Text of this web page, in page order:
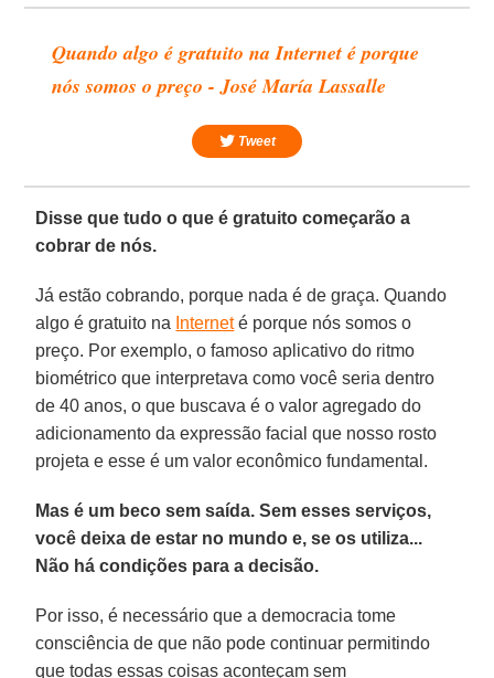
Quando algo é gratuito na Internet é porque
nós somos o preço - José María Lassalle
Tweet
Disse que tudo o que é gratuito começarão a
cobrar de nós.
Já estão cobrando, porque nada é de graça. Quando
algo é gratuito na Interneté porque nós somos o
preço. Por exemplo, o famoso aplicativo do ritmo
biométrico que interpretava como você seria dentro
de 40 anos, o que buscava é o valor agregado do
adicionamento da expressão facial que nosso rosto
projeta e esse é um valor econômico fundamental.
Mas é um beco sem saída. Sem esses serviços,
você deixa de estar no mundo e, se os utiliza...
Não há condições para a decisão.
Por isso, é necessário que a democracia tome
consciência de que não pode continuar permitindo
que todas essas coisas aconteçam sem